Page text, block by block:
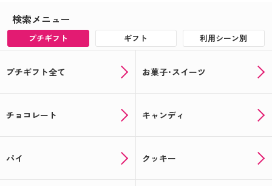
検索メニュー
プチギフト ギフト 利用シーン別
プチギフト全て お菓子･スイーツ
チョコレート キャンディ
パイ クッキー